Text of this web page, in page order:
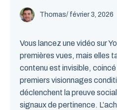
Thomas/ février 3, 2026
Vous lancez une vidéo sur
premières vues, mais elles
contenu est invisible,
premiers visionnages
déclenchent la preuve
signaux de pertinence.